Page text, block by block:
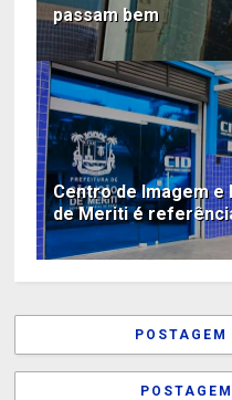
passam bem
Centro de Imagem e
de Meriti é